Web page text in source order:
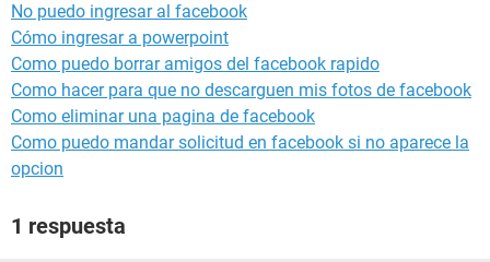
No puedo ingresar al facebook
Cómo ingresar a powerpoint
Como puedo borrar amigos del facebook rapido
Como hacer para que no descarguen mis fotos de facebook
Como eliminar una pagina de facebook
Como puedo mandar solicitud en facebook si no aparece la
opcion
1 respuesta